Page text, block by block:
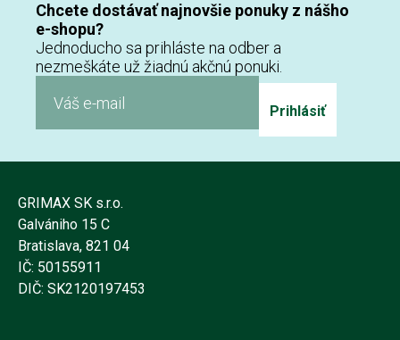
Chcete dostávať najnovšie ponuky z nášho
e-shopu?
Jednoducho sa prihláste na odber a
nezmeškáte už žiadnú akčnú ponuki.
Prihlásiť
GRIMAX SK s.r.o.
Galvániho 15 C
Bratislava, 821 04
IČ: 50155911
DIČ: SK2120197453